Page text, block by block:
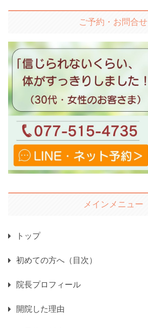
ご予約・お問合せ
メインメニュー
トップ
初めての方へ（目次）
院長プロフィール
開院した理由